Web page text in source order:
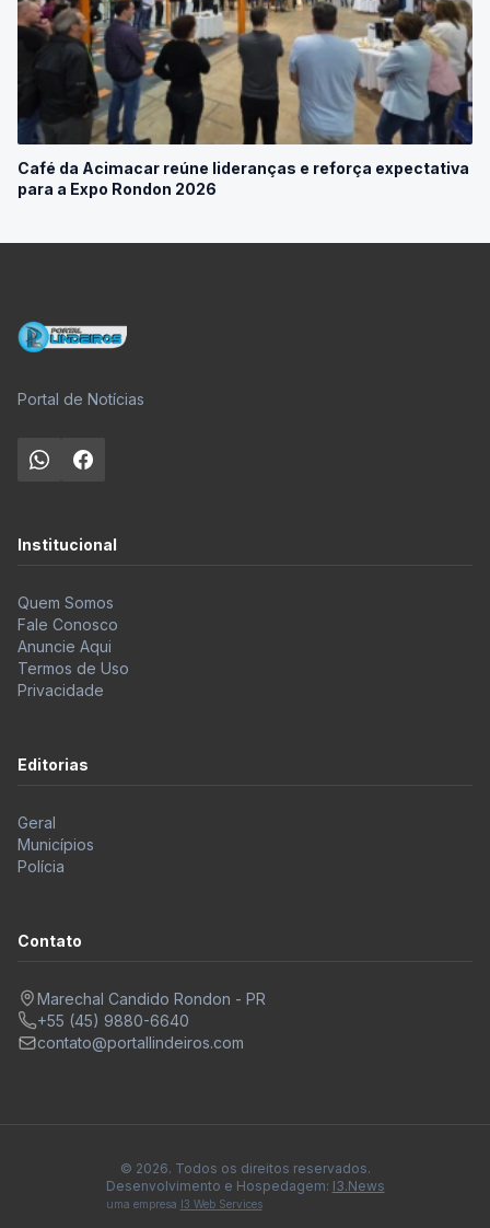
Café da Acimacar reúne lideranças e reforça expectativa
para a Expo Rondon 2026
Quem Somos
Fale Conosco
Anuncie Aqui
Termos de Uso
Geral
Municípios
Marechal Candido Rondon - PR
+55 (45) 9880-6640
contato@portallindeiros.com
© 2026. Todos os direitos reservados.
Desenvolvimento e Hospedagem: